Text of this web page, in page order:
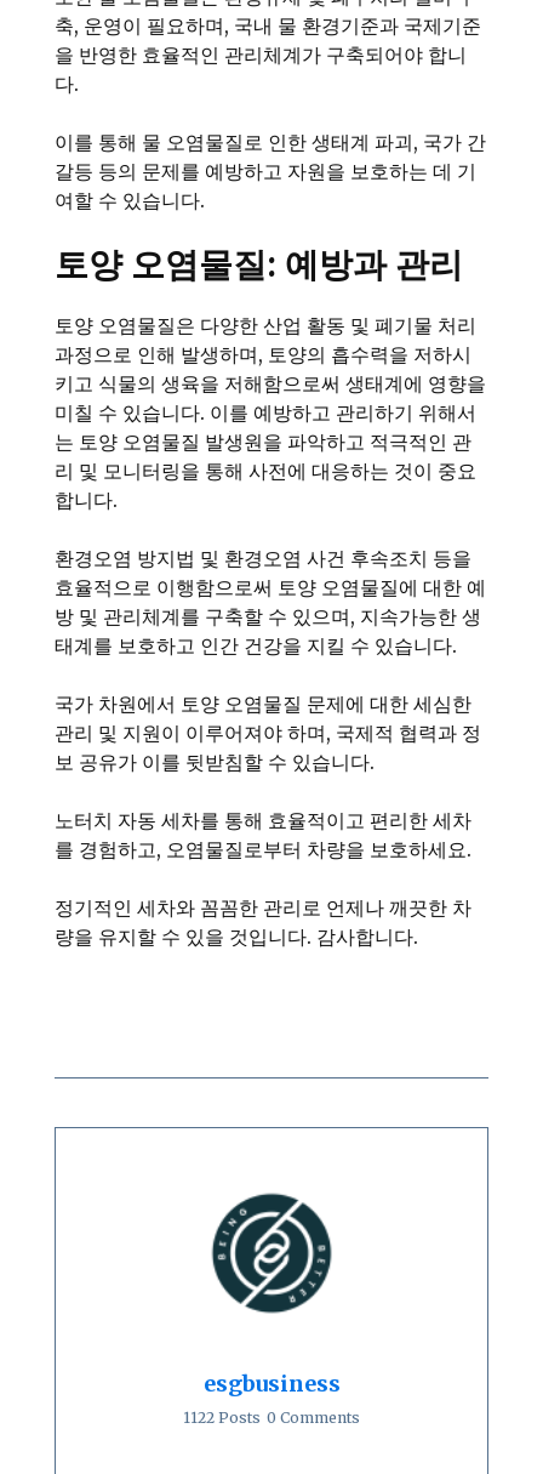
축, 운영이 필요하며, 국내 물 환경기준과 국제기준
을 반영한 효율적인 관리체계가 구축되어야 합니
다.
이를 통해 물 오염물질로 인한 생태계 파괴, 국가 간
갈등 등의 문제를 예방하고 자원을 보호하는 데 기
여할 수 있습니다.
토양 오염물질: 예방과 관리
토양 오염물질은 다양한 산업 활동 및 폐기물 처리
과정으로 인해 발생하며, 토양의 흡수력을 저하시
키고 식물의 생육을 저해함으로써 생태계에 영향을
미칠 수 있습니다. 이를 예방하고 관리하기 위해서
는 토양 오염물질 발생원을 파악하고 적극적인 관
리 및 모니터링을 통해 사전에 대응하는 것이 중요
합니다.
환경오염 방지법 및 환경오염 사건 후속조치 등을
효율적으로 이행함으로써 토양 오염물질에 대한 예
방 및 관리체계를 구축할 수 있으며, 지속가능한 생
태계를 보호하고 인간 건강을 지킬 수 있습니다.
국가 차원에서 토양 오염물질 문제에 대한 세심한
관리 및 지원이 이루어져야 하며, 국제적 협력과 정
보 공유가 이를 뒷받침할 수 있습니다.
노터치 자동 세차를 통해 효율적이고 편리한 세차
를 경험하고, 오염물질로부터 차량을 보호하세요.
정기적인 세차와 꼼꼼한 관리로 언제나 깨끗한 차
량을 유지할 수 있을 것입니다. 감사합니다.
esgbusiness
1122 Posts 0 Comments